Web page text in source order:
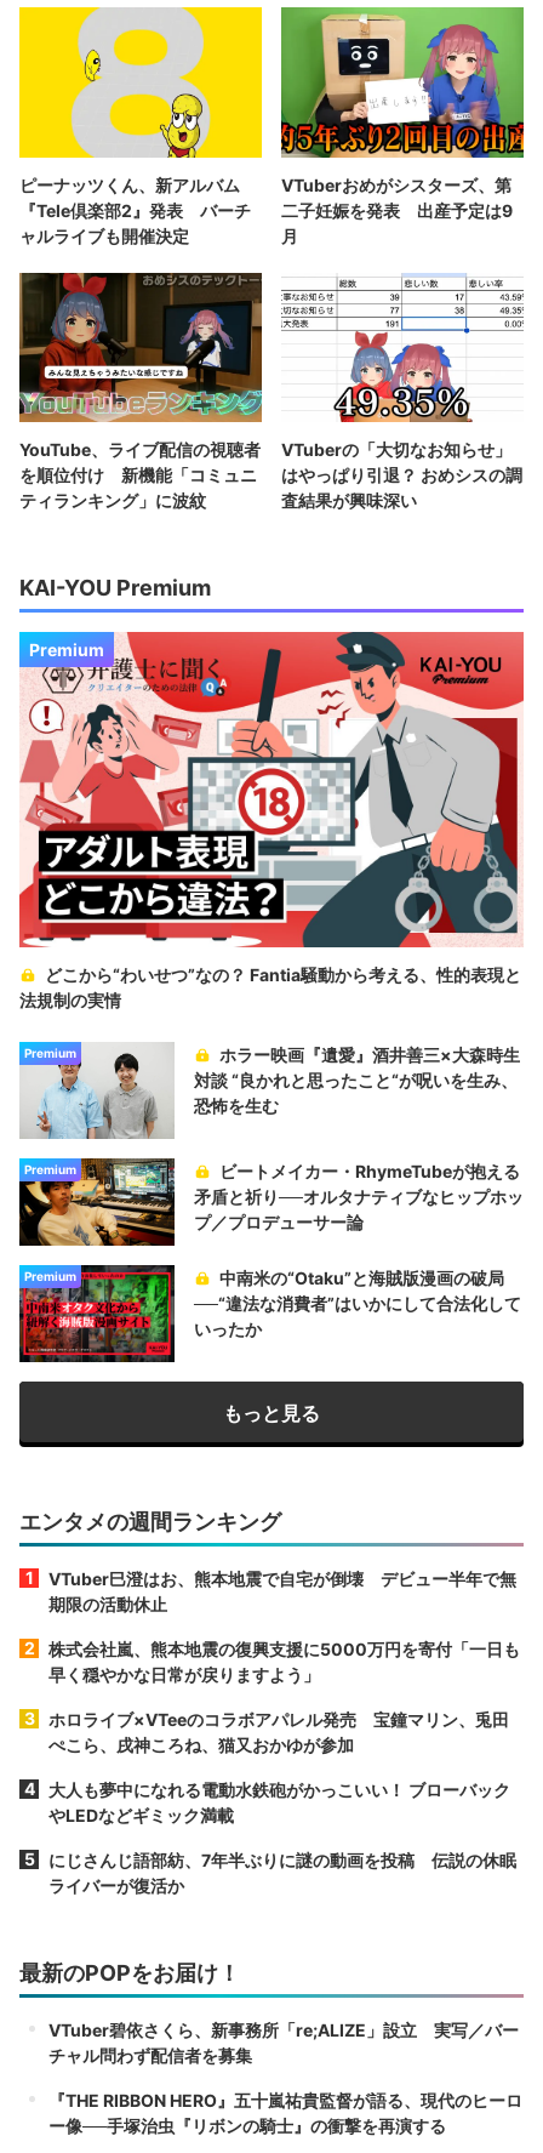
ピーナッツくん、新アルバム
『Tele倶楽部2』発表 バーチ
ャルライブも開催決定
VTuberおめがシスターズ、第
二子妊娠を発表 出産予定は9
月
YouTube、ライブ配信の視聴者
を順位付け 新機能「コミュニ
ティランキング」に波紋
VTuberの「大切なお知らせ」
はやっぱり引退？ おめシスの調
査結果が興味深い
KAI-YOU Premium
Premium
どこから“わいせつ”なの？ Fantia騒動から考える、性的表現と
法規制の実情
Premium
ホラー映画『遺愛』酒井善三×大森時生
対談 “良かれと思ったこと“が呪いを生み、
恐怖を生む
Premium
ビートメイカー・RhymeTubeが抱える
矛盾と祈り──オルタナティブなヒップホッ
プ／プロデューサー論
Premium
中南米の“Otaku”と海賊版漫画の破局
──“違法な消費者”はいかにして合法化して
いったか
もっと見る
エンタメの週間ランキング
VTuber巳澄はお、熊本地震で自宅が倒壊 デビュー半年で無
期限の活動休止
株式会社嵐、熊本地震の復興支援に5000万円を寄付「一日も
早く穏やかな日常が戻りますよう」
ホロライブ×VTeeのコラボアパレル発売 宝鐘マリン、兎田
ぺこら、戌神ころね、猫又おかゆが参加
大人も夢中になれる電動水鉄砲がかっこいい！ ブローバック
やLEDなどギミック満載
にじさんじ語部紡、7年半ぶりに謎の動画を投稿 伝説の休眠
ライバーが復活か
最新のPOPをお届け！
VTuber碧依さくら、新事務所「re;ALIZE」設立 実写／バー
チャル問わず配信者を募集
『THE RIBBON HERO』五十嵐祐貴監督が語る、現代のヒーロ
ー像──手塚治虫『リボンの騎士』の衝撃を再演する